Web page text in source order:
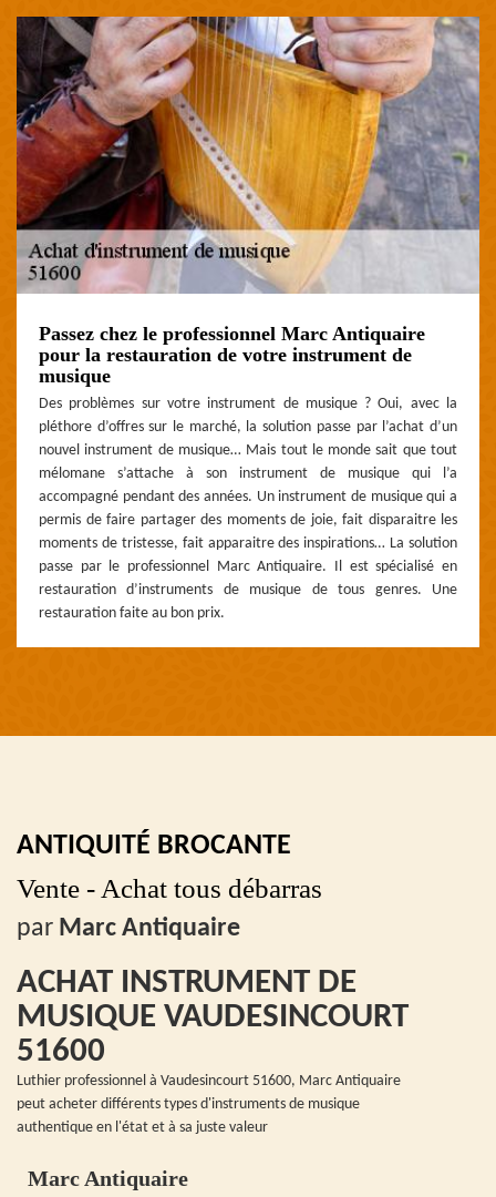
Passez chez le professionnel Marc Antiquaire
pour la restauration de votre instrument de
musique
Des problèmes sur votre instrument de musique ? Oui, avec la
pléthore d’offres sur le marché, la solution passe par l’achat d’un
nouvel instrument de musique… Mais tout le monde sait que tout
mélomane s’attache à son instrument de musique qui l’a
accompagné pendant des années. Un instrument de musique qui a
permis de faire partager des moments de joie, fait disparaitre les
moments de tristesse, fait apparaitre des inspirations… La solution
passe par le professionnel Marc Antiquaire. Il est spécialisé en
restauration d’instruments de musique de tous genres. Une
restauration faite au bon prix.
ANTIQUITÉ BROCANTE
Vente - Achat tous débarras
par Marc Antiquaire
ACHAT INSTRUMENT DE
MUSIQUE VAUDESINCOURT
51600
Luthier professionnel à Vaudesincourt 51600, Marc Antiquaire
peut acheter différents types d'instruments de musique
authentique en l'état et à sa juste valeur
Marc Antiquaire